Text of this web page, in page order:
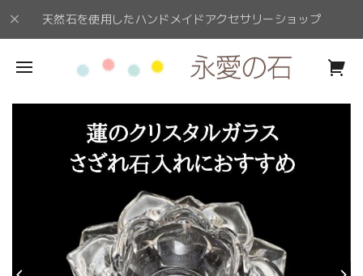
天然石を使用したハンドメイドアクセサリーショップ